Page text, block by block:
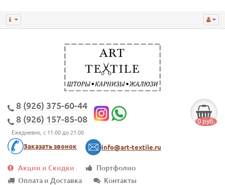
8 (926) 375-60-44
8 (926) 157-85-08
Ежедневно, с 11:00 до 21:00
Заказать звонок info@art-textile.ru
0 руб.
Акции и Скидки
Портфолио
Оплата и Доставка
Контакты